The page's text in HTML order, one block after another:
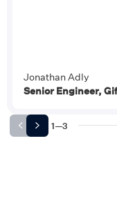
Jonathan Adly
Senior Engineer,
1—3